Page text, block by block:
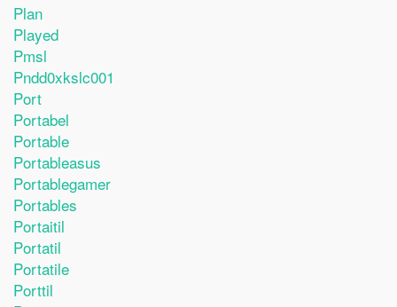
Plan
Played
Pmsl
Pndd0xkslc001
Port
Portabel
Portable
Portableasus
Portablegamer
Portables
Portaitil
Portatil
Portatile
Porttil